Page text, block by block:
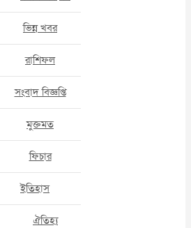
ভিন্ন খবর
রাশিফল
সংবাদ বিজ্ঞপ্তি
মুক্তমত
ফিচার
ইতিহাস
ঐতিহ্য